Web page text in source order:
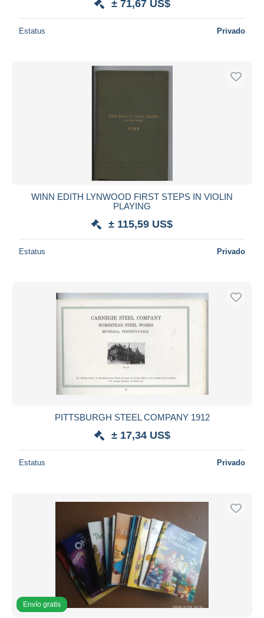
± 71,67 US$
Estatus Privado
WINN EDITH LYNWOOD FIRST STEPS IN VIOLIN
PLAYING
± 115,59 US$
Estatus Privado
PITTSBURGH STEEL COMPANY 1912
± 17,34 US$
Estatus Privado
Envío gratis